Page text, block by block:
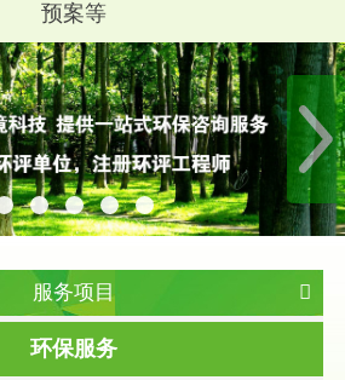
预案等
服务项目
环保服务